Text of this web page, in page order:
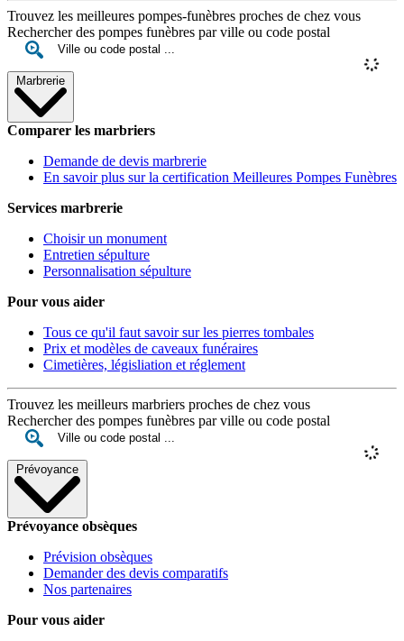
Trouvez les meilleures pompes-funèbres proches de chez vous
Rechercher des pompes funèbres par ville ou code postal
Marbrerie
Comparer les marbriers
Demande de devis marbrerie
En savoir plus sur la certification Meilleures Pompes Funèbres
Services marbrerie
Choisir un monument
Entretien sépulture
Personnalisation sépulture
Pour vous aider
Tous ce qu'il faut savoir sur les pierres tombales
Prix et modèles de caveaux funéraires
Cimetières, législiation et réglement
Trouvez les meilleurs marbriers proches de chez vous
Rechercher des pompes funèbres par ville ou code postal
Prévoyance
Prévoyance obsèques
Prévision obsèques
Demander des devis comparatifs
Nos partenaires
Pour vous aider